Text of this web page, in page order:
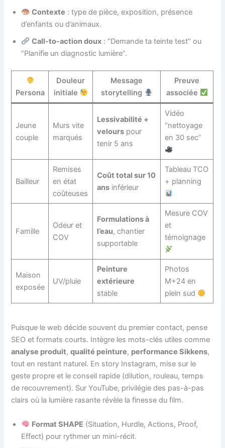
Contexte : type de pièce, exposition, présence
d’enfants ou d’animaux.
Call-to-action doux : “Demande ta teinte test” ou
“Planifie un diagnostic lumière”.
Persona
Douleur
initiale
Message
storytelling
Preuve
associée
Jeune
couple
Murs vite
marqués
Lessivabilité +
velourspour
tenir 5 ans
Vidéo
“nettoyage
en 30 sec”
Bailleur
Remises
en état
coûteuses
Coût total sur 10
ansinférieur
Tableau TCO
+ planning
Famille
Odeur et
COV
Formulations à
l’eau, chantier
supportable
Mesure COV
et
témoignage
Maison
exposée
UV/pluie
Peinture
extérieure
stable
Photos
M+24 en
plein sud
Puisque le web décide souvent du premier contact, pense
SEO et formats courts. Intègre les mots-clés utiles comme
analyse produit,qualité peinture, performance Sikkens,
tout en restant naturel. En story Instagram, mise sur le
geste propre et le conseil rapide (dilution, rouleau, temps
de recouvrement). Sur YouTube, privilégie des pas-à-pas
clairs où la lumière rasante révèle la finesse du film.
Format SHAPE (Situation, Hurdle, Actions, Proof,
Effect) pour rythmer un mini-récit.